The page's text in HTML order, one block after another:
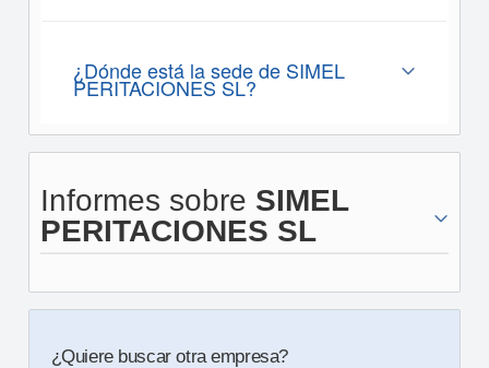
¿Dónde está la sede de SIMEL
PERITACIONES SL?
Informes sobre SIMEL
PERITACIONES SL
¿Quiere buscar otra empresa?